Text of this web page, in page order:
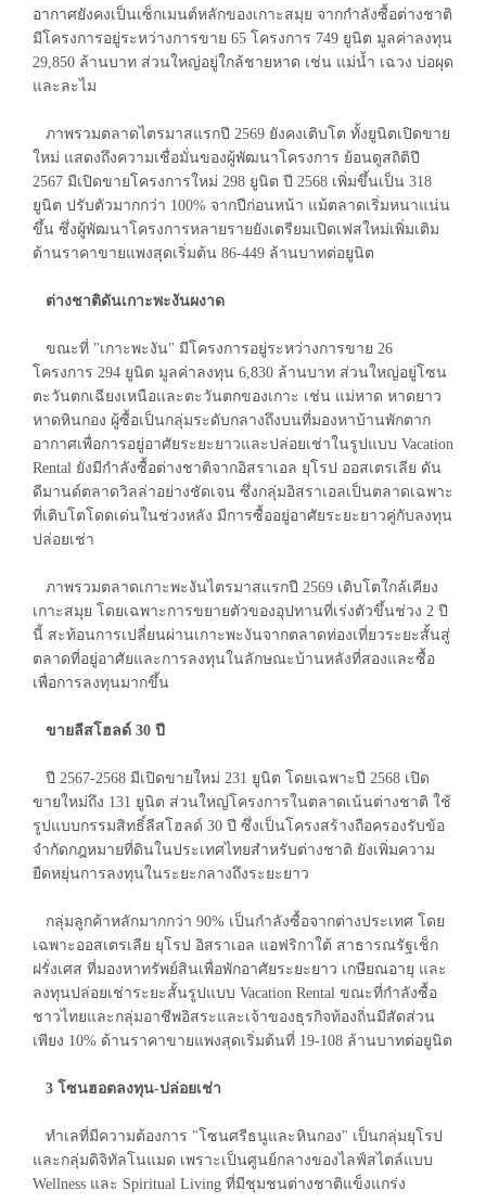
อากาศยังคงเป็นเซ็กเมนต์หลักของเกาะสมุย จากกำลังซื้อต่างชาติ
มีโครงการอยู่ระหว่างการขาย 65 โครงการ 749 ยูนิต มูลค่าลงทุน
29,850 ล้านบาท ส่วนใหญ่อยู่ใกล้ชายหาด เช่น แม่น้ำ เฉวง บ่อผุด
และละไม
ภาพรวมตลาดไตรมาสแรกปี 2569 ยังคงเติบโต ทั้งยูนิตเปิดขาย
ใหม่ แสดงถึงความเชื่อมั่นของผู้พัฒนาโครงการ ย้อนดูสถิติปี
2567 มีเปิดขายโครงการใหม่ 298 ยูนิต ปี 2568 เพิ่มขึ้นเป็น 318
ยูนิต ปรับตัวมากกว่า 100% จากปีก่อนหน้า แม้ตลาดเริ่มหนาแน่น
ขึ้น ซึ่งผู้พัฒนาโครงการหลายรายยังเตรียมเปิดเฟสใหม่เพิ่มเติม
ด้านราคาขายแพงสุดเริ่มต้น 86-449 ล้านบาทต่อยูนิต
ต่างชาติดันเกาะพะงันผงาด
ขณะที่ "เกาะพะงัน" มีโครงการอยู่ระหว่างการขาย 26
โครงการ 294 ยูนิต มูลค่าลงทุน 6,830 ล้านบาท ส่วนใหญ่อยู่โซน
ตะวันตกเฉียงเหนือและตะวันตกของเกาะ เช่น แม่หาด หาดยาว
หาดหินกอง ผู้ซื้อเป็นกลุ่มระดับกลางถึงบนที่มองหาบ้านพักตาก
อากาศเพื่อการอยู่อาศัยระยะยาวและปล่อยเช่าในรูปแบบ Vacation
Rental ยังมีกำลังซื้อต่างชาติจากอิสราเอล ยุโรป ออสเตรเลีย ดัน
ดีมานด์ตลาดวิลล่าอย่างชัดเจน ซึ่งกลุ่มอิสราเอลเป็นตลาดเฉพาะ
ที่เติบโตโดดเด่นในช่วงหลัง มีการซื้ออยู่อาศัยระยะยาวคู่กับลงทุน
ปล่อยเช่า
ภาพรวมตลาดเกาะพะงันไตรมาสแรกปี 2569 เติบโตใกล้เคียง
เกาะสมุย โดยเฉพาะการขยายตัวของอุปทานที่เร่งตัวขึ้นช่วง 2 ปี
นี้ สะท้อนการเปลี่ยนผ่านเกาะพะงันจากตลาดท่องเที่ยวระยะสั้นสู่
ตลาดที่อยู่อาศัยและการลงทุนในลักษณะบ้านหลังที่สองและซื้อ
เพื่อการลงทุนมากขึ้น
ขายลีสโฮลด์ 30 ปี
ปี 2567-2568 มีเปิดขายใหม่ 231 ยูนิต โดยเฉพาะปี 2568 เปิด
ขายใหม่ถึง 131 ยูนิต ส่วนใหญ่โครงการในตลาดเน้นต่างชาติ ใช้
รูปแบบกรรมสิทธิ์ลีสโฮลด์ 30 ปี ซึ่งเป็นโครงสร้างถือครองรับข้อ
จำกัดกฎหมายที่ดินในประเทศไทยสำหรับต่างชาติ ยังเพิ่มความ
ยืดหยุ่นการลงทุนในระยะกลางถึงระยะยาว
กลุ่มลูกค้าหลักมากกว่า 90% เป็นกำลังซื้อจากต่างประเทศ โดย
เฉพาะออสเตรเลีย ยุโรป อิสราเอล แอฟริกาใต้ สาธารณรัฐเช็ก
ฝรั่งเศส ที่มองหาทรัพย์สินเพื่อพักอาศัยระยะยาว เกษียณอายุ และ
ลงทุนปล่อยเช่าระยะสั้นรูปแบบ Vacation Rental ขณะที่กำลังซื้อ
ชาวไทยและกลุ่มอาชีพอิสระและเจ้าของธุรกิจท้องถิ่นมีสัดส่วน
เพียง 10% ด้านราคาขายแพงสุดเริ่มต้นที่ 19-108 ล้านบาทต่อยูนิต
3 โซนฮอตลงทุน-ปล่อยเช่า
ทำเลที่มีความต้องการ "โซนศรีธนูและหินกอง" เป็นกลุ่มยุโรป
และกลุ่มดิจิทัลโนแมด เพราะเป็นศูนย์กลางของไลฟ์สไตล์แบบ
Wellness และ Spiritual Living ที่มีชุมชนต่างชาติแข็งแกร่ง